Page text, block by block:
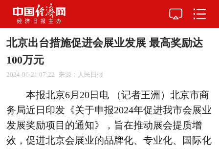
北京出台措施促进会展业发展 最高奖励达
100万元
2024-06-21 07:22 来源：人民日报
本报北京6月20日电 （记者王洲）北京市商
务局近日印发《关于申报2024年促进我市会展业
发展奖励项目的通知》，旨在推动展会提质增
效，促进北京会展业的品牌化、专业化、国际化